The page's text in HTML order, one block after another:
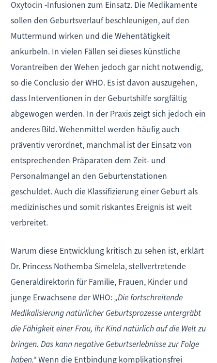
Oxytocin -Infusionen zum Einsatz. Die Medikamente
sollen den Geburtsverlauf beschleunigen, auf den
Muttermund wirken und die Wehentätigkeit
ankurbeln. In vielen Fällen sei dieses künstliche
Vorantreiben der Wehen jedoch gar nicht notwendig,
so die Conclusio der WHO. Es ist davon auszugehen,
dass Interventionen in der Geburtshilfe sorgfältig
abgewogen werden. In der Praxis zeigt sich jedoch ein
anderes Bild. Wehenmittel werden häufig auch
präventiv verordnet, manchmal ist der Einsatz von
entsprechenden Präparaten dem Zeit- und
Personalmangel an den Geburtenstationen
geschuldet. Auch die Klassifizierung einer Geburt als
medizinisches und somit riskantes Ereignis ist weit
verbreitet.
Warum diese Entwicklung kritisch zu sehen ist, erklärt
Dr. Princess Nothemba Simelela, stellvertretende
Generaldirektorin für Familie, Frauen, Kinder und
junge Erwachsene der WHO:„Die fortschreitende
Medikalisierung natürlicher Geburtsprozesse untergräbt
die Fähigkeit einer Frau, ihr Kind natürlich auf die Welt zu
bringen. Das kann negative Geburtserlebnisse zur Folge
haben.“Wenn die Entbindung komplikationsfrei